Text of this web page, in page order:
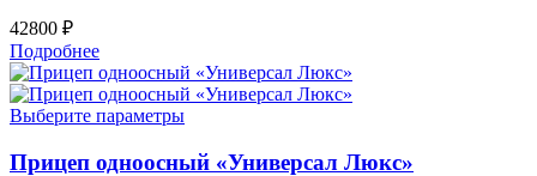
42800 ₽
Подробнее
Выберите параметры
Прицеп одноосный «Универсал Люкс»